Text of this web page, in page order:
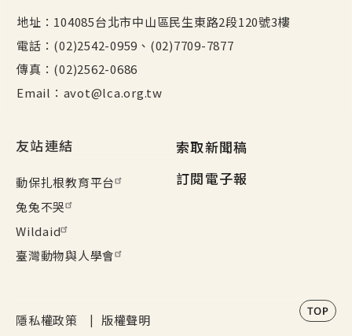
地址：104085台北市中山區民生東路2段120號3樓
電話：(02)2542-0959、(02)7709-7877
傳真：(02)2562-0686
Email：avot@lca.org.tw
友站連結
動保扎根教育平台
兔兔不哭
Wildaid
臺灣動物與人學會
頁尾其他選單
索取新聞稿
訂閱電子報
政策
隱私權政策 版權聲明